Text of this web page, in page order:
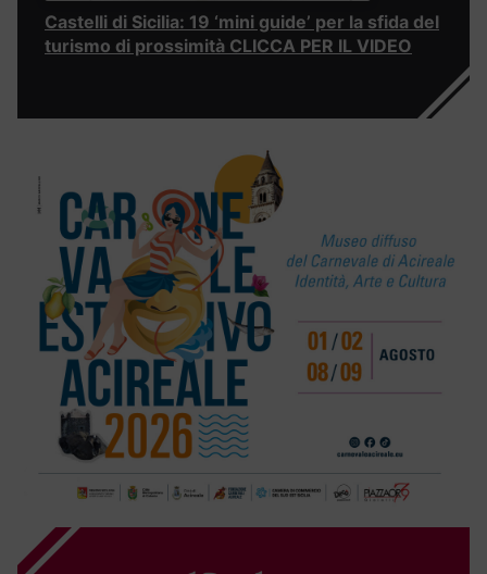
Castelli di Sicilia: 19 ‘mini guide’ per la sfida del
turismo di prossimità CLICCA PER IL VIDEO